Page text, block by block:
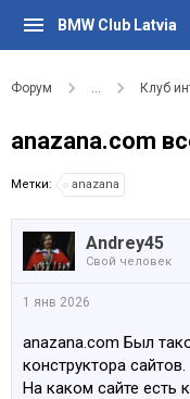
BMW Club Latvia
Форум ... Клуб
anazana.com
Метки: anazana
Andrey45
Свой человек
1 янв 2026
anazana.com Был
конструктора
На каком сайте есть